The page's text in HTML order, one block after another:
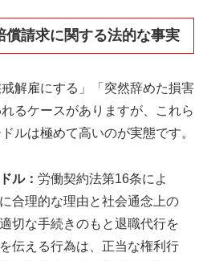
償請求に関する法的な事実
解雇にする」「突然辞めた損害
るケースがありますが、これら
ルは極めて高いのが実態です。
ル：労働契約法第16条によ
合理的な理由と社会通念上の
切な手続きのもと退職代行を
伝える行為は、正当な権利行